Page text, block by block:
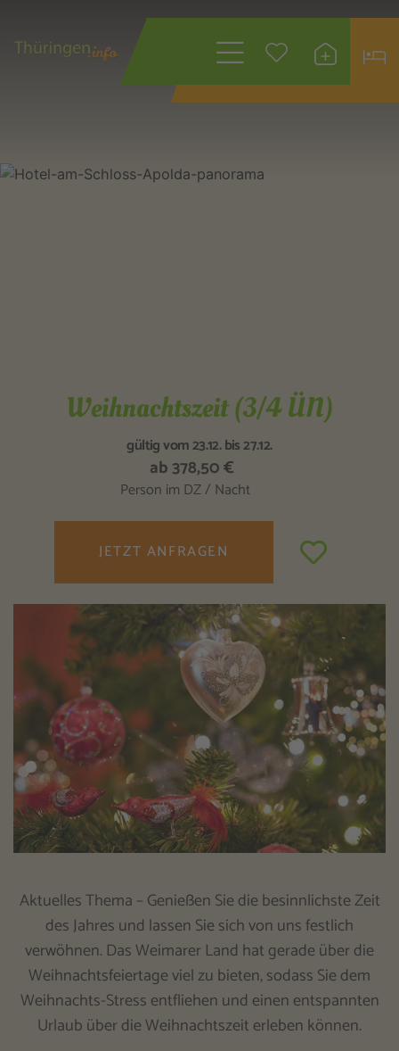
Wonach suchen
Weihnachtszeit (3/4 ÜN)
gültig vom 23.12. bis 27.12.
ab 378,50 €
Person im DZ / Nacht
JETZT ANFRAGEN
Aktuelles Thema – Genießen Sie die besinnlichste Zeit
des Jahres und lassen Sie sich von uns festlich
verwöhnen. Das Weimarer Land hat gerade über die
Weihnachtsfeiertage viel zu bieten, sodass Sie dem
Weihnachts-Stress entfliehen und einen entspannten
Urlaub über die Weihnachtszeit erleben können.